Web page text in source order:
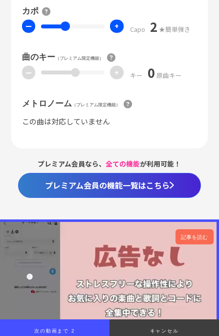
カポ
ー + Capo 2 ★簡単弾き
曲のキー（プレミアム限定機能）
ー + キー 0 原曲キー
メトロノーム （プレミアム限定機能）
この曲は対応していません
プレミアム会員なら、全ての機能が利用可能！
プレミアム会員の機能一覧はこちら
記事を読む
次の動画まで 1 キャンセル